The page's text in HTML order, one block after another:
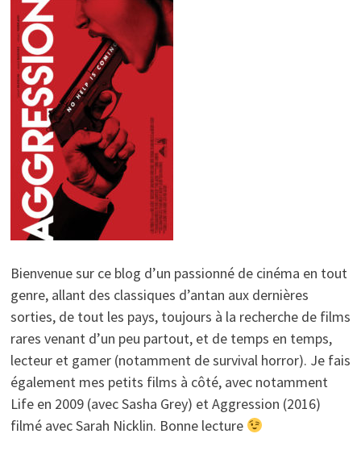
Bienvenue sur ce blog d’un passionné de cinéma en tout
genre, allant des classiques d’antan aux dernières
sorties, de tout les pays, toujours à la recherche de films
rares venant d’un peu partout, et de temps en temps,
lecteur et gamer (notamment de survival horror). Je fais
également mes petits films à côté, avec notamment
Life en 2009 (avec Sasha Grey) et Aggression (2016)
filmé avec Sarah Nicklin. Bonne lecture